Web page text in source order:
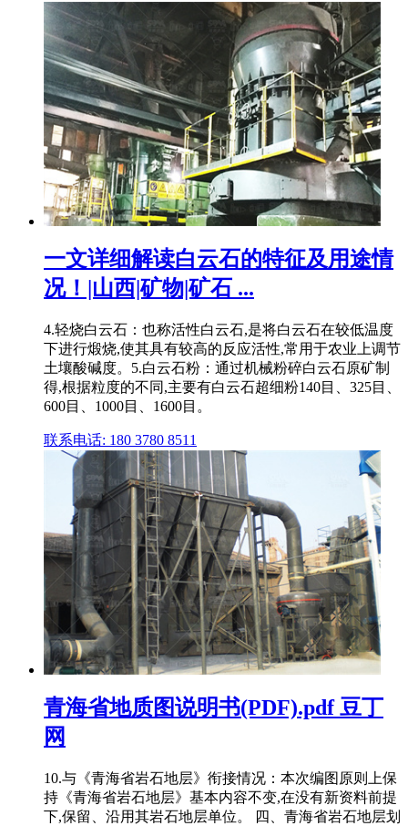
一文详细解读白云石的特征及用途情
况！|山西|矿物|矿石 ...
4.轻烧白云石：也称活性白云石,是将白云石在较低温度
下进行煅烧,使其具有较高的反应活性,常用于农业上调节
土壤酸碱度。5.白云石粉：通过机械粉碎白云石原矿制
得,根据粒度的不同,主要有白云石超细粉140目、325目、
600目、1000目、1600目。
联系电话: 180 3780 8511
青海省地质图说明书(PDF).pdf 豆丁
网
10.与《青海省岩石地层》衔接情况：本次编图原则上保
持《青海省岩石地层》基本内容不变,在没有新资料前提
下,保留、沿用其岩石地层单位。 四、青海省岩石地层划